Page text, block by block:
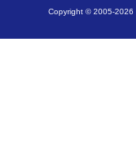
Copyright © 2005-2026